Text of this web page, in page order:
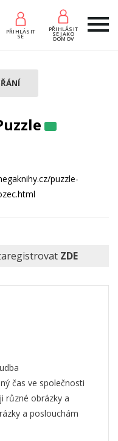
PŘIHLÁSIT
SE
PŘIHLÁSIT
SE JAKO
DOMOV
puzzle-
ZDE
čas ve společnosti
různé obrázky a
a poslouchám